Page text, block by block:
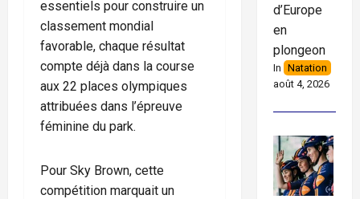
essentiels pour construire un
classement mondial
favorable, chaque résultat
compte déjà dans la course
aux 22 places olympiques
attribuées dans l’épreuve
féminine du park.
Pour Sky Brown, cette
compétition marquait un
d’Europe
en
plongeon
In Natation
août 4, 2026